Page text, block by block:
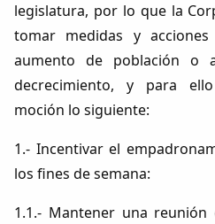
legislatura, por lo que la
tomar medidas y
aumento de población o
decrecimiento, y para
moción lo siguiente:
1.- Incentivar el
los fines de semana:
1.1.- Mantener una reunión